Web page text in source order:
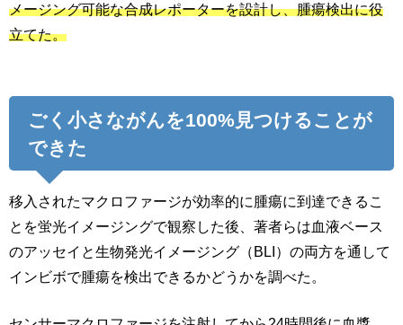
メージング可能な合成レポーターを設計し、腫瘍検出に役
立てた。
ごく小さながんを100%見つけることが
できた
移入されたマクロファージが効率的に腫瘍に到達できるこ
とを蛍光イメージングで観察した後、著者らは血液ベース
のアッセイと生物発光イメージング（BLI）の両方を通して
インビボで腫瘍を検出できるかどうかを調べた。